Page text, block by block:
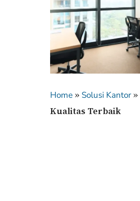
Home » Solusi Kantor »
Kualitas Terbaik